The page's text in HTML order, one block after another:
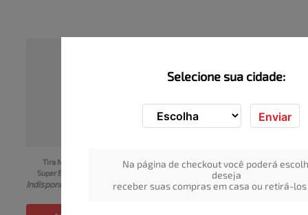
Selecione sua cidade:
Enviar
Na página de checkout você poderá
deseja
receber suas compras em casa ou retirá-
Tira Manchas Vanish
Super Barra para roupas
coloridas 75g
Indisponível